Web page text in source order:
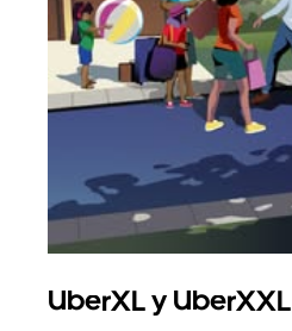
UberXL y UberXXL